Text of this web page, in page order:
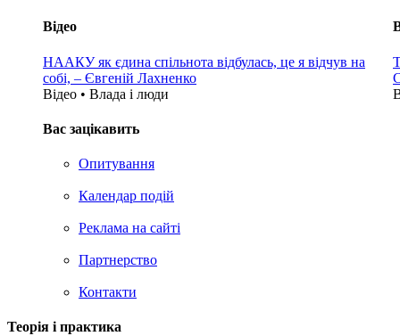
Відео
НААКУ як єдина спільнота відбулась, це я відчув на
собі, – Євгеній Лахненко
Відео • Влада i люди
Вас зацікавить
Опитування
Календар подій
Реклама на сайтi
Партнерство
Контакти
Теорія i практика